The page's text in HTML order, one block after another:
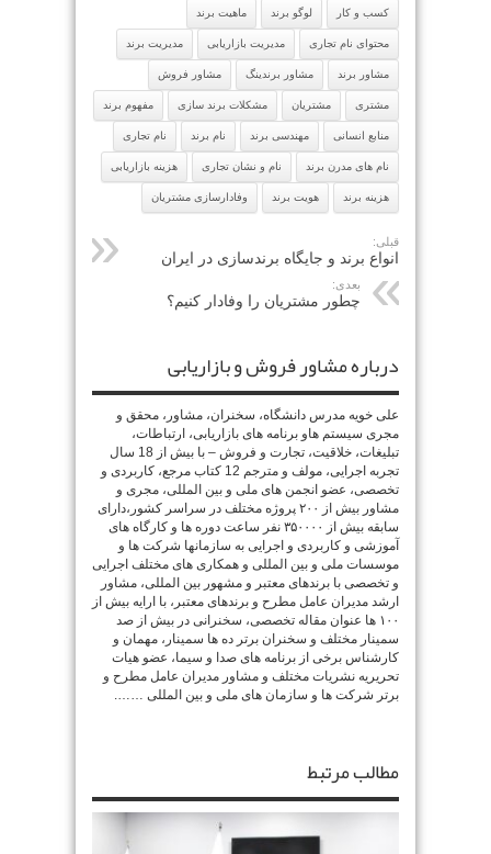
کسب و کار لوگو برند ماهیت برند
محتوای نام تجاری مدیریت بازاریابی مدیریت برند
مشاور برند مشاور برندینگ مشاور فروش
مشتری مشتریان مشکلات برند سازی مفهوم برند
منابع انسانی مهندسی برند نام برند نام تجاری
نام های مدرن برند نام و نشان تجاری هزینه بازاریابی
هزینه برند هویت برند وفادارسازی مشتریان
قبلی:
انواع برند و جایگاه برندسازی در ایران
بعدی:
چطور مشتریان را وفادار کنیم؟
درباره مشاور فروش و بازاریابی
علی خویه مدرس دانشگاه، سخنران، مشاور، محقق و
مجری سیستم هاو برنامه های بازاریابی، ارتباطات،
تبلیغات، خلاقیت، تجارت و فروش – با بیش از 18 سال
تجربه اجرایی، مولف و مترجم 12 کتاب مرجع، کاربردی و
تخصصی، عضو انجمن های ملی و بین المللی، مجری و
مشاور بیش از ۲۰۰ پروژه مختلف در سراسر کشور،دارای
سابقه بیش از ۳۵۰۰۰۰ نفر ساعت دوره ها و کارگاه های
آموزشی و کاربردی و اجرایی به سازمانها شرکت ها و
موسسات ملی و بین المللی و همکاری های مختلف اجرایی
و تخصصی با برندهای معتبر و مشهور بین المللی، مشاور
ارشد مدیران عامل مطرح و برندهای معتبر، با ارایه بیش از
۱۰۰ ها عنوان مقاله تخصصی، سخنرانی در بیش از صد
سمینار مختلف و سخنران برتر ده ها سمینار، مهمان و
کارشناس برخی از برنامه های صدا و سیما، عضو هیات
تحریریه نشریات مختلف و مشاور مدیران عامل مطرح و
برتر شرکت ها و سازمان های ملی و بین المللی …….
مطالب مرتبط